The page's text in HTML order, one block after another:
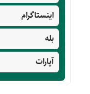
اینستاگرام
بله
آپارات